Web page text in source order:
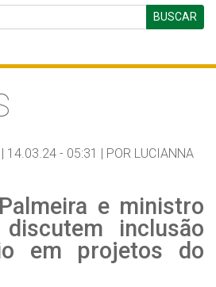
BUSCAR
14.03.24 - 05:31 | POR LUCIANNA
e ministro
inclusão
em projetos do